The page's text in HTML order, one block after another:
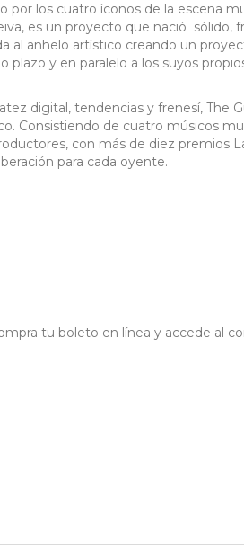
por los cuatro íconos de la escena
es un proyecto que nació
al anhelo artístico creando un
plazo y en paralelo a los suyos
digital, tendencias y frenesí, The
Consistiendo de cuatro músicos
con más de diez premios
para cada oyente.
tu boleto en línea y accede al